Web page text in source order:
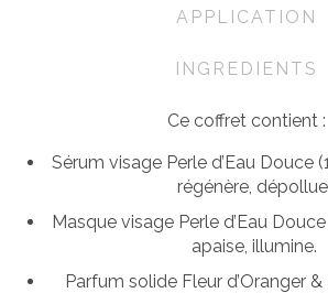
APPLICATION
INGREDIENTS
Ce coffret contient :
Sérum visage Perle d’Eau Douce
régénère,
Masque visage Perle d’Eau
apaise, illumine.
Parfum solide Fleur d’Oranger